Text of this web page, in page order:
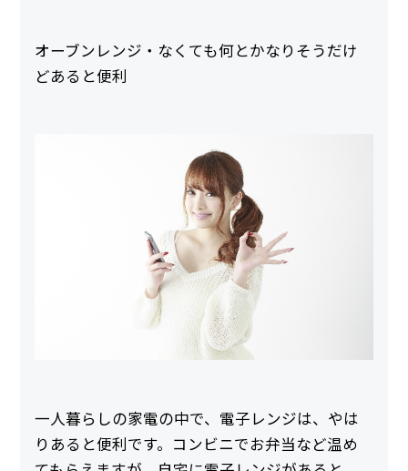
オーブンレンジ・なくても何とかなりそうだけ
どあると便利
一人暮らしの家電の中で、電子レンジは、やは
りあると便利です。コンビニでお弁当など温め